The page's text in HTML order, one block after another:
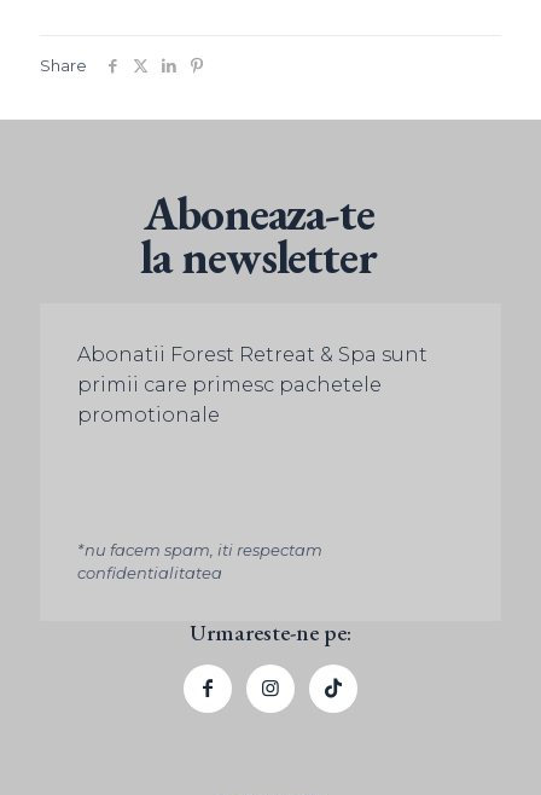
Share
Aboneaza-te
la newsletter
Abonatii Forest Retreat & Spa sunt
primii care primesc pachetele
promotionale
*nu facem spam, iti respectam
confidentialitatea
Urmareste-ne pe: